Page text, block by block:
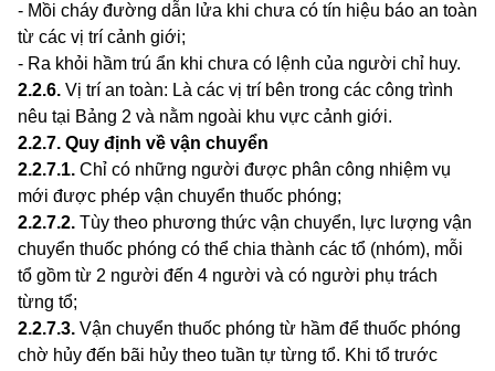
- Mồi cháy đường dẫn lửa khi chưa có tín hiệu báo an toàn
từ các vị trí cảnh giới;
- Ra khỏi hầm trú ẩn khi chưa có lệnh của người chỉ huy.
2.2.6. Vị trí an toàn: Là các vị trí bên trong các công trình
nêu tại Bảng 2 và nằm ngoài khu vực cảnh giới.
2.2.7. Quy định về vận chuyển
2.2.7.1. Chỉ có những người được phân công nhiệm vụ
mới được phép vận chuyển thuốc phóng;
2.2.7.2. Tùy theo phương thức vận chuyển, lực lượng vận
chuyển thuốc phóng có thể chia thành các tổ (nhóm), mỗi
tổ gồm từ 2 người đến 4 người và có người phụ trách
từng tổ;
2.2.7.3. Vận chuyển thuốc phóng từ hầm để thuốc phóng
chờ hủy đến bãi hủy theo tuần tự từng tổ. Khi tổ trước